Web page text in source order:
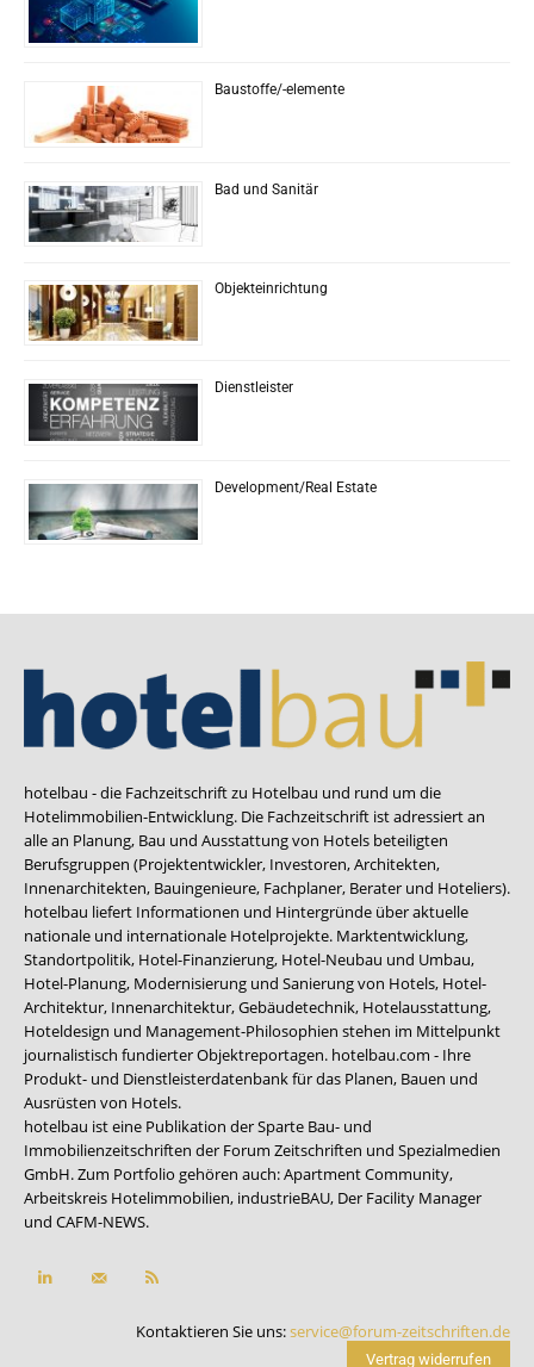
Baustoffe/-elemente
Bad und Sanitär
Objekteinrichtung
Dienstleister
Development/Real Estate
hotelbau - die Fachzeitschrift zu Hotelbau und rund um die
Hotelimmobilien-Entwicklung. Die Fachzeitschrift ist adressiert an
alle an Planung, Bau und Ausstattung von Hotels beteiligten
Berufsgruppen (Projektentwickler, Investoren, Architekten,
Innenarchitekten, Bauingenieure, Fachplaner, Berater und Hoteliers).
hotelbau liefert Informationen und Hintergründe über aktuelle
nationale und internationale Hotelprojekte. Marktentwicklung,
Standortpolitik, Hotel-Finanzierung, Hotel-Neubau und Umbau,
Hotel-Planung, Modernisierung und Sanierung von Hotels, Hotel-
Architektur, Innenarchitektur, Gebäudetechnik, Hotelausstattung,
Hoteldesign und Management-Philosophien stehen im Mittelpunkt
journalistisch fundierter Objektreportagen. hotelbau.com - Ihre
Produkt- und Dienstleisterdatenbank für das Planen, Bauen und
Ausrüsten von Hotels.
hotelbau ist eine Publikation der Sparte Bau- und
Immobilienzeitschriften der Forum Zeitschriften und Spezialmedien
GmbH. Zum Portfolio gehören auch:Apartment Community,
Arbeitskreis Hotelimmobilien, industrieBAU, Der Facility Manager
und CAFM-NEWS.
Kontaktieren Sie uns:service@forum-zeitschriften.de
Vertrag widerrufen